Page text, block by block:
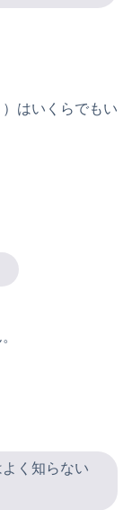
はいくらでもい
く知らない